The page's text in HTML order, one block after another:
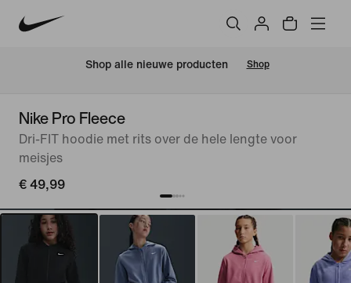
Shop alle nieuwe producten Shop
Nike Pro Fleece
Dri-FIT hoodie met rits over de hele lengte voor
meisjes
€ 49,99